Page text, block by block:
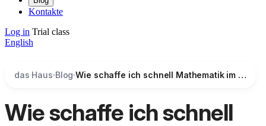
Kontakte
Log in Trial class
English
das Haus Blog Wie schaffe ich schnell Mathematik im Kopf?
Wie schaffe ich schnell